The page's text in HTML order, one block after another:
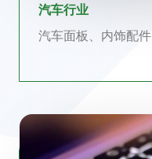
汽车行业
汽车面板、内饰配件